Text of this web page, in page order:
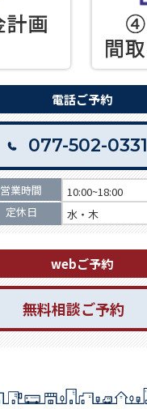
電話ご予約
077-502-0331
営業時間
10:00~18:00
定休日
水・木
webご予約
無料相談ご予約